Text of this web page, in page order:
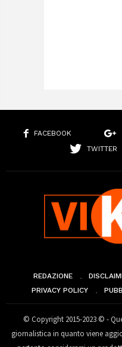
FACEBOOK
TWITTER
REDAZIONE
PRIVACY POLICY
© Copyright 2015-2023 © -
giornalistica in quanto viene